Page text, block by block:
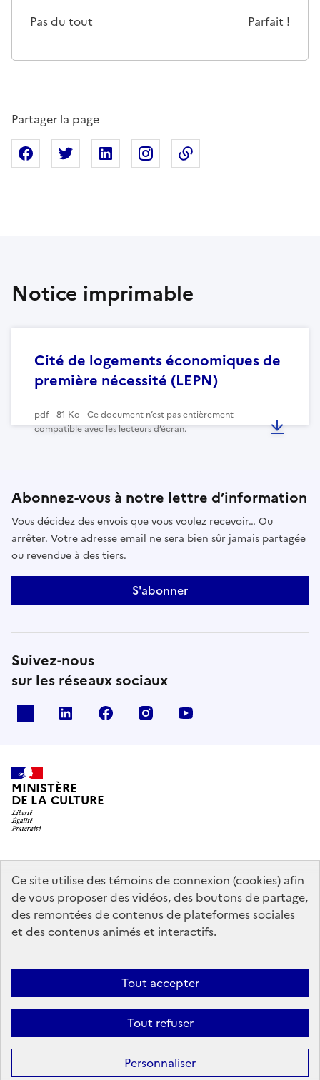
Ce site utilise des témoins de connexion (cookies) afin
de vous proposer des vidéos, des boutons de partage,
des remontées de contenus de plateformes sociales
et des contenus animés et interactifs.
Tout accepter
Tout refuser
Personnaliser
Pas du tout Parfait !
Partager la page
Partager sur Facebook
Partager sur XPartager sur Linkedin
Partager sur Instagram
Notice imprimable
Cité de logements économiques de
première nécessité (LEPN)
pdf - 81 Ko - Ce document n’est pas entièrement
compatible avec les lecteurs d’écran.
Abonnez-vous à notre lettre d’information
Vous décidez des envois que vous voulez recevoir… Ou
arrêter. Votre adresse email ne sera bien sûr jamais partagée
ou revendue à des tiers.
S'abonner
Suivez-nous
sur les réseaux sociaux
linkedin facebook instagram
MINISTÈRE
DE LA CULTURE
data.gouv.fr legifrance.gouv.fr
info.gouv.fr
service-public.gouv.fr
Mentions légales Accessibilité : partiellement conforme
Politique
d’utilisation des témoins de connexion (cookies)
Plan du site
Sauf mention contraire, tous les contenus de ce site sont sous